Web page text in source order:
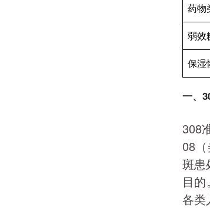
药物
弱效
保湿
一、
308
08
斑患
目
各类